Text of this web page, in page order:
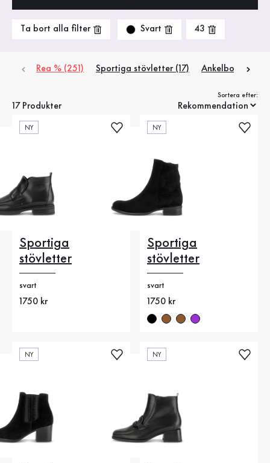
Ta bort alla filter Svart 43
Rea % (251) Sportiga stövletter (17) Ankelboots (3)
17 Produkter
Sortera efter:
NY
Sportiga
stövletter
svart
Nytt pris
1750 kr
NY
Sportiga
stövletter
svart
Nytt pris
1750 kr
NY NY